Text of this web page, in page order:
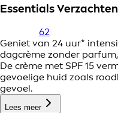
Essentials
62
Geniet van 24 uur*
dagcrème zonder
De crème met SPF 15
gevoelige huid zoals
gevoel.
Lees meer